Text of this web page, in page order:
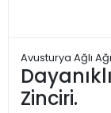
Avusturya Ağlı
Zinciri.